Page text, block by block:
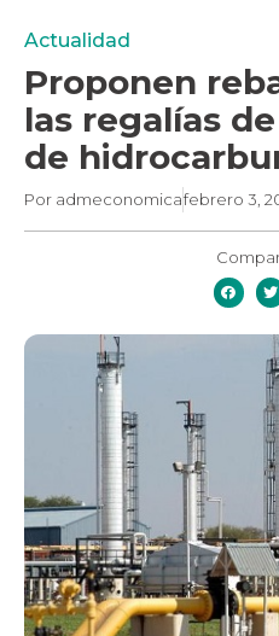
Actualidad
Proponen
las regalías
de
Por admeconomicafebrero 3,